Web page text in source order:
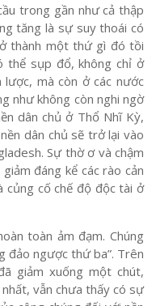
trong gần như cả thập
tăng là sự suy thoái có
thành một thứ gì đó tồi
thể sụp đổ, không chỉ ở
lược, mà còn ở các nước
như không còn nghi ngờ
dân chủ ở Thổ Nhĩ Kỳ,
dân chủ sẽ trở lại vào
Sự thờ ơ và chậm
đáng kể các rào cản
củng cố chế độ độc tài ở
toàn ảm đạm. Chúng
đảo ngược thứ ba”. Trên
giảm xuống một chút,
vẫn chưa thấy có sự